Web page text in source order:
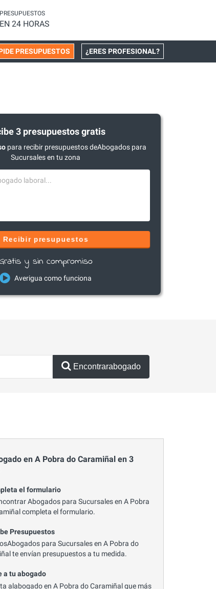
PRESUPUESTOS
EN 24 HORAS
¿ERES PROFESIONAL?
PRESUPUESTOS
3 presupuestos gratis
para recibir presupuestos deAbogados para
Sucursales en tu zona
Recibir presupuestos
y sin compromiso
Averigua como funciona
Encontrarabogado
en A Pobra do Caramiñal en 3
el formulario
Abogados para Sucursales en A Pobra
completa el formulario.
Presupuestos
para Sucursales en A Pobra do
te envían presupuestos a tu medida.
a tu abogado
alabogado en A Pobra do Caramiñal que más